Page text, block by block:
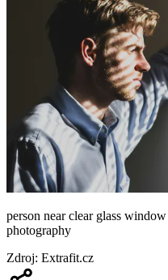
person near clear glass
photography
Zdroj: Extrafit.cz